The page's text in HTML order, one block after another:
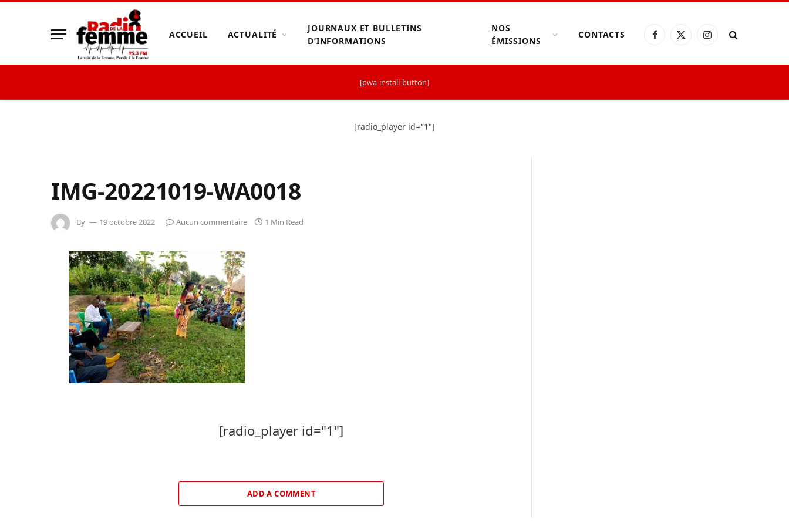
ACCUEIL ACTUALITÉ
JOURNAUX ET BULLETINS
D’INFORMATIONS
NOS
ÉMISSIONS
CONTACTS Facebook
X
Instagram
[pwa-install-button]
[radio_player id="1"]
IMG-20221019-WA0018
By 19 octobre 2022 Aucun commentaire 1 Min Read
[radio_player id="1"]
ADD A COMMENT